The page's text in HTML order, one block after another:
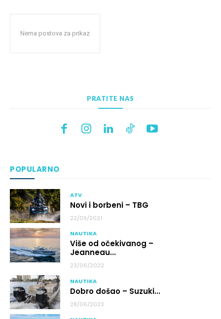
Nema postova za prikaz
PRATITE NAS
POPULARNO
ATV
Novi i borbeni – TBG
22/09/2021
NAUTIKA
Više od očekivanog –
Jeanneau...
23/06/2022
NAUTIKA
Dobro došao – Suzuki...
28/06/2023